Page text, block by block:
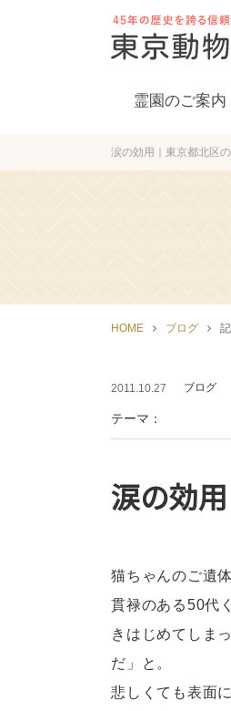
霊園のご案内
涙の効用｜東京都北区
HOME ブログ
2011.10.27 ブログ
テーマ：
涙の効用
猫ちゃんのご遺
貫禄のある50代
きはじめてしま
だ」と。
悲しくても表面